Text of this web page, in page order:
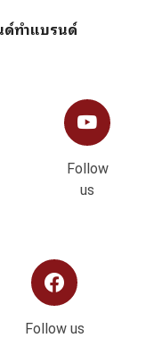
ด์ทำแบรนด์
Follow
us
Follow us